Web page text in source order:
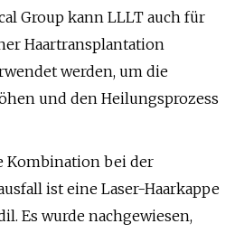
Group kann LLLT auch für
Haartransplantation
werden, um die
und den Heilungsprozess
Kombination bei der
ist eine Laser-Haarkappe
Es wurde nachgewiesen,